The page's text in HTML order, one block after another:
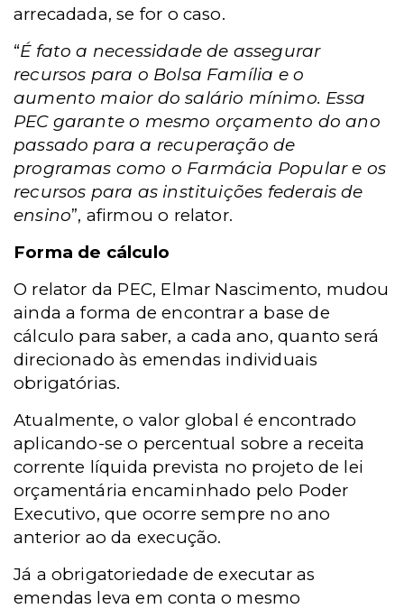
arrecadada, se for o caso.
“É fato a necessidade de assegurar
recursos para o Bolsa Família e o
aumento maior do salário mínimo. Essa
PEC garante o mesmo orçamento do ano
passado para a recuperação de
programas como o Farmácia Popular e os
recursos para as instituições federais de
ensino”, afirmou o relator.
Forma de cálculo
O relator da PEC, Elmar Nascimento, mudou
ainda a forma de encontrar a base de
cálculo para saber, a cada ano, quanto será
direcionado às emendas individuais
obrigatórias.
Atualmente, o valor global é encontrado
aplicando-se o percentual sobre a receita
corrente líquida prevista no projeto de lei
orçamentária encaminhado pelo Poder
Executivo, que ocorre sempre no ano
anterior ao da execução.
Já a obrigatoriedade de executar as
emendas leva em conta o mesmo